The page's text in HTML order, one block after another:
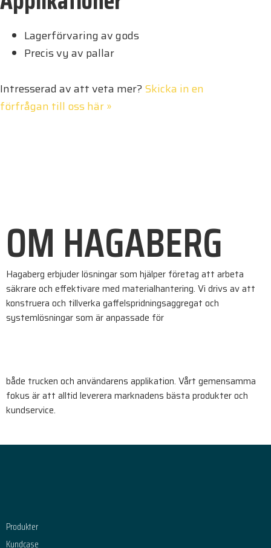
Lagerförvaring av gods
Precis vy av pallar
Intresserad av att veta mer? Skicka in en
förfrågan till oss här »
OM HAGABERG
Hagaberg erbjuder lösningar som hjälper företag att arbeta
säkrare och effektivare med materialhantering. Vi drivs av att
konstruera och tillverka gaffelspridningsaggregat och
systemlösningar som är anpassade för
både trucken och användarens applikation. Vårt gemensamma
fokus är att alltid leverera marknadens bästa produkter och
kundservice.
Produkter
Kundcase